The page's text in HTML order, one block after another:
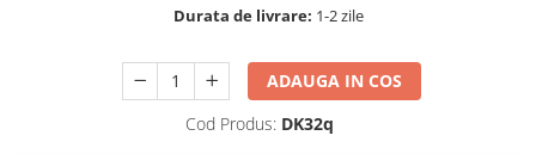
Durata de livrare: 1-2 zile
ADAUGA IN COS
Cod Produs: DK32q